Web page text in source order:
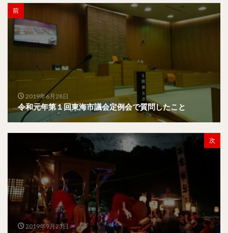
前
2019年6月28日
令和元年第１回東海市議会定例会で質問したこと
次
2019年9月23日